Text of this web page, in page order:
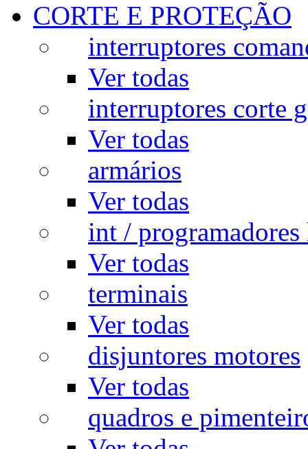
CORTE E PROTEÇÃO
interruptores
Ver todas
interruptores corte
Ver todas
armários
Ver todas
int / programadores
Ver todas
terminais
Ver todas
disjuntores motores
Ver todas
quadros e